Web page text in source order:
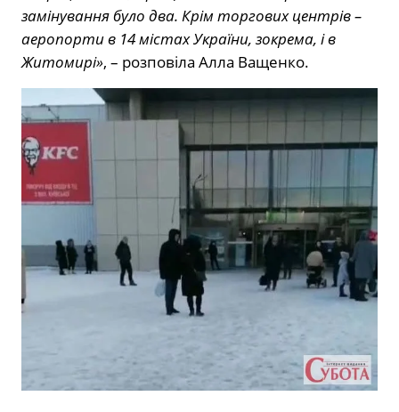
замінування було два. Крім торгових центрів –
аеропорти в 14 містах України, зокрема, і в
Житомирі», – розповіла Алла Ващенко.